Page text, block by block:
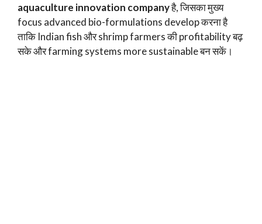
aquaculture innovation companyहै, जिसका मुख्य
focus advanced bio-formulations develop करना है
ताकि Indian fish और shrimp farmers की profitability बढ़
सके और farming systems more sustainable बन सकें।